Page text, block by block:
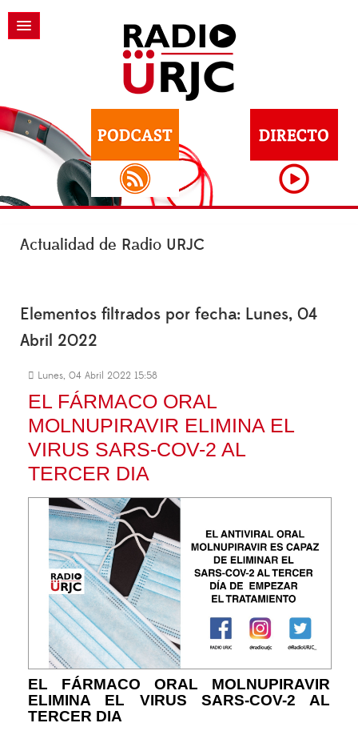
Actualidad de Radio URJC
Elementos filtrados por fecha: Lunes, 04
Abril 2022
Lunes, 04 Abril 2022 15:58
EL FÁRMACO ORAL
MOLNUPIRAVIR ELIMINA EL
VIRUS SARS-COV-2 AL
TERCER DIA
EL FÁRMACO ORAL MOLNUPIRAVIR
ELIMINA EL VIRUS SARS-COV-2 AL
TERCER DIA